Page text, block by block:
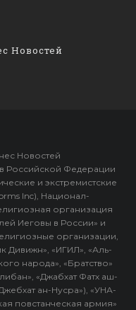
Новостей
Новостей
Российской Федерации
и экстремистские
Inc), Национал-
организация
Иеговы в России» и
организации,
Дивижн», «ИГИЛ», «Аль-
народа», «Братство»
«Джабхат Фатх аш-
ан-Нусра»), «УНА-
повстанческая армия»